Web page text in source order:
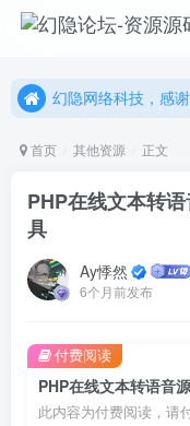
幻隐网络科技，感
幻隐网络科技，感
首页 其他资源 正文
PHP在线文本转
具
Ay悸然
6个月前发布
PHP在线文本转语音
此内容为付费阅读，请
付费阅读